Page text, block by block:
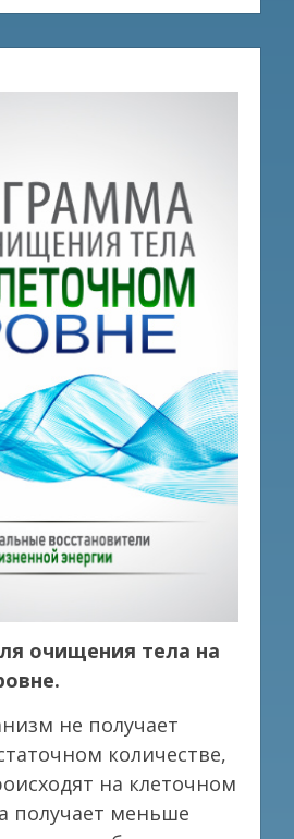
очищения тела на
не получает
количестве,
на клеточном
получает меньше